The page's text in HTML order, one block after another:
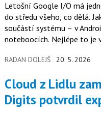
Letošní Google I/O má
do středu všeho, co dělá.
součástí systému – v
noteboocích. Nejlépe to je
noteboocích Googlebook.
RADAN DOLEJŠ 20. 5. 2026
Cloud z Lidlu zamíří do Česka. Schwarz
Digits potvrdil